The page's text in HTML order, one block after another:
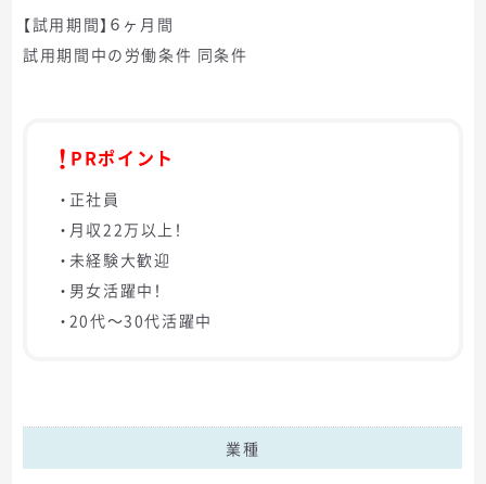
【試用期間】６ヶ月間
試用期間中の労働条件 同条件
PRポイント
・正社員
・月収22万以上！
・未経験大歓迎
・男女活躍中！
・20代～30代活躍中
業種